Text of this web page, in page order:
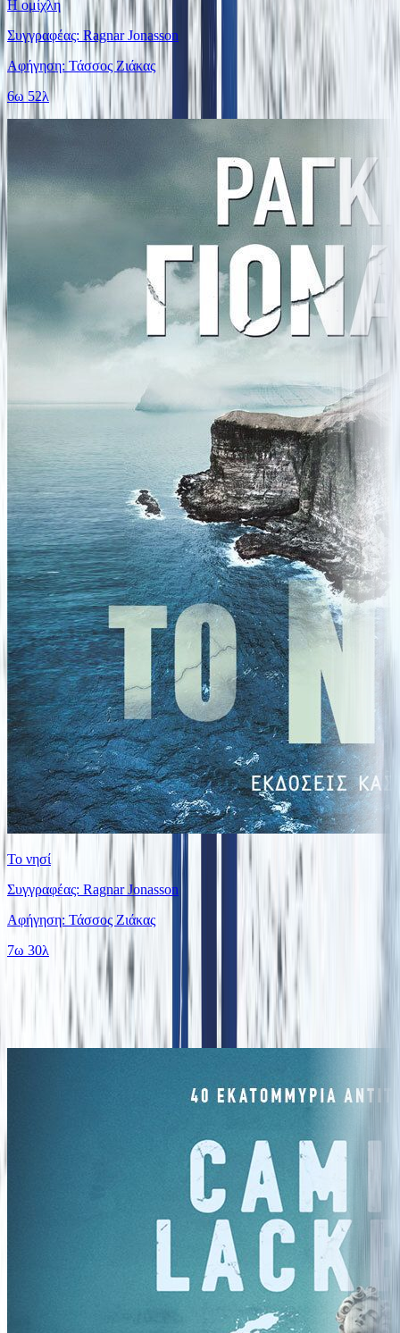
Η ομίχλη
Συγγραφέας: Ragnar Jonasson
Αφήγηση: Τάσσος Ζιάκας
6ω 52λ
Το νησί
Συγγραφέας: Ragnar Jonasson
Αφήγηση: Τάσσος Ζιάκας
7ω 30λ
Παρόμοιες επιλογές